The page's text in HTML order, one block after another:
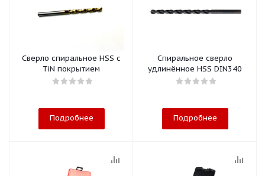
Сверло спиральное HSS с
TiN покрытием
Подробнее
Спиральное сверло
удлинённое HSS DIN340
Подробнее